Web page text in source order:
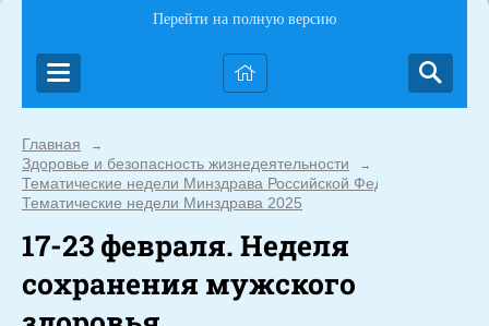
Перейти на полную версию
Главная →
Здоровье и безопасность жизнедеятельности →
Тематические недели Минздрава Российской Федерации
Тематические недели Минздрава 2025
17-23 февраля. Неделя
сохранения мужского